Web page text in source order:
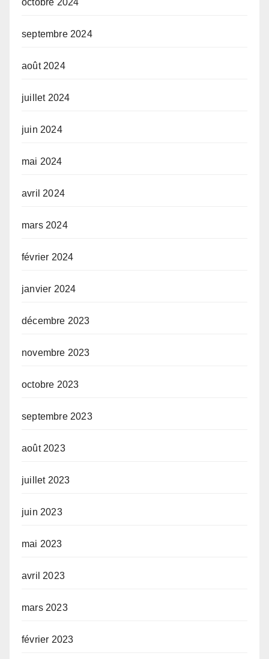
octobre 2024
septembre 2024
août 2024
juillet 2024
juin 2024
mai 2024
avril 2024
mars 2024
février 2024
janvier 2024
décembre 2023
novembre 2023
octobre 2023
septembre 2023
août 2023
juillet 2023
juin 2023
mai 2023
avril 2023
mars 2023
février 2023